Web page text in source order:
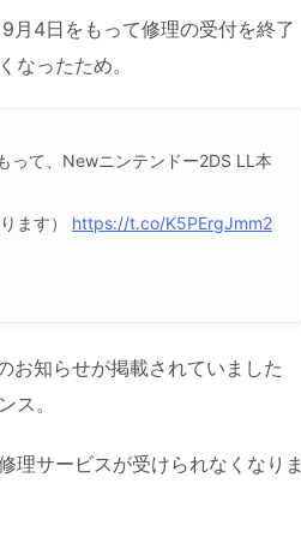
月4日をもって修理の受付を終了
なったため。
って、Newニンテンドー2DS LL本
ます） https://t.co/K5PErgJmm2
お知らせが掲載されていました
ス。
理サービスが受けられなくなりま